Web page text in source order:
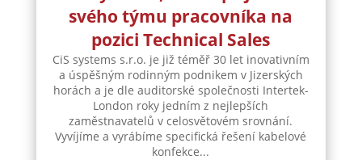
svého týmu pracovníka na
pozici Technical Sales
CiS systems s.r.o. je již téměř 30 let inovativním
a úspěšným rodinným podnikem v Jizerských
horách a je dle auditorské společnosti Intertek-
London roky jedním z nejlepších
zaměstnavatelů v celosvětovém srovnání.
Vyvíjíme a vyrábíme specifická řešení kabelové
konfekce...